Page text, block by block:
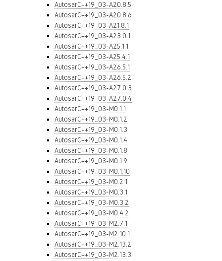
AutosarC++19_03-A20.8.5
AutosarC++19_03-A20.8.6
AutosarC++19_03-A21.8.1
AutosarC++19_03-A23.0.1
AutosarC++19_03-A25.1.1
AutosarC++19_03-A25.4.1
AutosarC++19_03-A26.5.1
AutosarC++19_03-A26.5.2
AutosarC++19_03-A27.0.3
AutosarC++19_03-A27.0.4
AutosarC++19_03-M0.1.1
AutosarC++19_03-M0.1.2
AutosarC++19_03-M0.1.3
AutosarC++19_03-M0.1.4
AutosarC++19_03-M0.1.8
AutosarC++19_03-M0.1.9
AutosarC++19_03-M0.1.10
AutosarC++19_03-M0.2.1
AutosarC++19_03-M0.3.1
AutosarC++19_03-M0.3.2
AutosarC++19_03-M0.4.2
AutosarC++19_03-M2.7.1
AutosarC++19_03-M2.10.1
AutosarC++19_03-M2.13.2
AutosarC++19_03-M2.13.3